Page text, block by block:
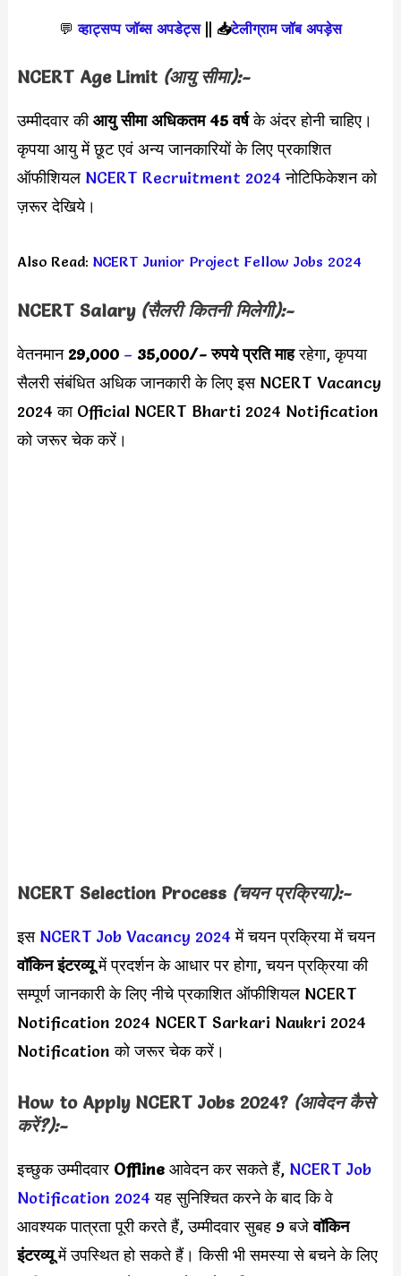
💬 व्हाट्सप्प जॉब्स अपडेट्स|| 📥टेलीग्राम जॉब अपड़ेस
NCERT Age Limit (आयु सीमा):-
उम्मीदवार कीआयु सीमा अधिकतम 45 वर्षके अंदर होनी चाहिए।
कृपया आयु में छूट एवं अन्य जानकारियों के लिए प्रकाशित
ऑफीशियल NCERT Recruitment 2024 नोटिफिकेशन को
ज़रूर देखिये।
Also Read: NCERT Junior Project Fellow Jobs 2024
NCERT Salary (सैलरी कितनी मिलेगी):-
वेतनमान 29,000 – 35,000/-रुपये प्रति माहरहेगा, कृपया
सैलरी संबंधित अधिक जानकारी के लिए इस NCERT Vacancy
2024 का Official NCERT Bharti 2024 Notification
को जरूर चेक करें।
NCERT Selection Process (चयन प्रक्रिया):-
इस NCERT Job Vacancy 2024 में चयन प्रक्रिया में चयन
वॉकिन इंटरव्यूमें प्रदर्शन के आधार पर होगा, चयन प्रक्रिया की
सम्पूर्ण जानकारी के लिए नीचे प्रकाशित ऑफीशियल NCERT
Notification 2024 NCERT Sarkari Naukri 2024
Notification को जरूर चेक करें।
How to Apply NCERT Jobs 2024?(आवेदन कैसे
करें?):-
इच्छुक उम्मीदवार Offline आवेदन कर सकते हैं, NCERT Job
Notification 2024 यह सुनिश्चित करने के बाद कि वे
आवश्यक पात्रता पूरी करते हैं, उम्मीदवार सुबह 9 बजेवॉकिन
इंटरव्यूमें उपस्थित हो सकते हैं। किसी भी समस्या से बचने के लिए